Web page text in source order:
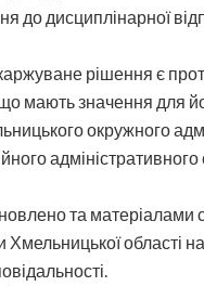
дисциплінарної
рішення є
мають значення для
окружного
адміністративного
та матеріалами
Хмельницької області